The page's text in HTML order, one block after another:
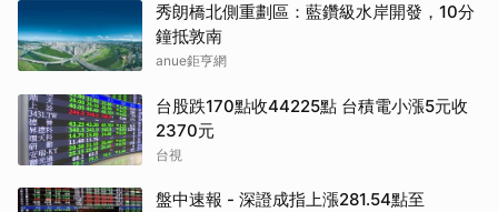
秀朗橋北側重劃區：藍鑽級水岸開發，10分
鐘抵敦南
anue鉅亨網
台股跌170點收44225點 台積電小漲5元收
2370元
台視
盤中速報 - 深證成指上漲281.54點至